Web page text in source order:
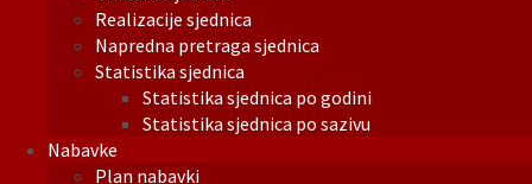
Realizacije sjednica
Napredna pretraga sjednica
Statistika sjednica
Statistika sjednica po godini
Statistika sjednica po sazivu
Nabavke
Plan nabavki